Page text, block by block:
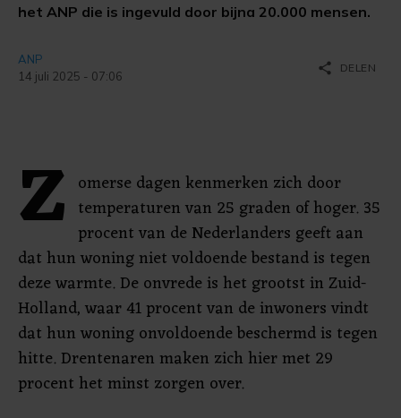
het ANP die is ingevuld door bijna 20.000 mensen.
ANP
14 juli 2025 - 07:06
share DELEN
Z omerse dagen kenmerken zich door
temperaturen van 25 graden of hoger. 35
procent van de Nederlanders geeft aan
dat hun woning niet voldoende bestand is tegen
deze warmte. De onvrede is het grootst in Zuid-
Holland, waar 41 procent van de inwoners vindt
dat hun woning onvoldoende beschermd is tegen
hitte. Drentenaren maken zich hier met 29
procent het minst zorgen over.